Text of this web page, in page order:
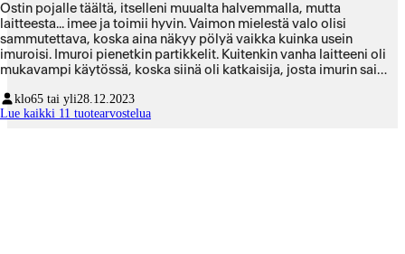
Ostin pojalle täältä, itselleni muualta halvemmalla, mutta
laitteesta... imee ja toimii hyvin. Vaimon mielestä valo olisi
sammutettava, koska aina näkyy pölyä vaikka kuinka usein
imuroisi. Imuroi pienetkin partikkelit. Kuitenkin vanha laitteeni oli
mukavampi käytössä, koska siinä oli katkaisija, josta imurin sai
liipaisimesta ja vieressä oleva pieni seinä, tai miksi sitä sanoisi,
painaa ikävästi ja kivuliaasti sormeen. Outo ratkaisu tämän
klo65 tai yli28.12.2023
Lue kaikki 11 tuotearvostelua